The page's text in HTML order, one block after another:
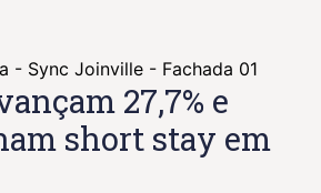
27,7% e
short stay em